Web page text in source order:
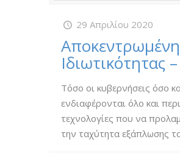
29 Απριλίου 2020
Ιδιωτικότητας
Τόσο οι κυβερνήσεις όσο
ενδιαφέρονται όλο και
τεχνολογίες που να
την ταχύτητα εξάπλωσης